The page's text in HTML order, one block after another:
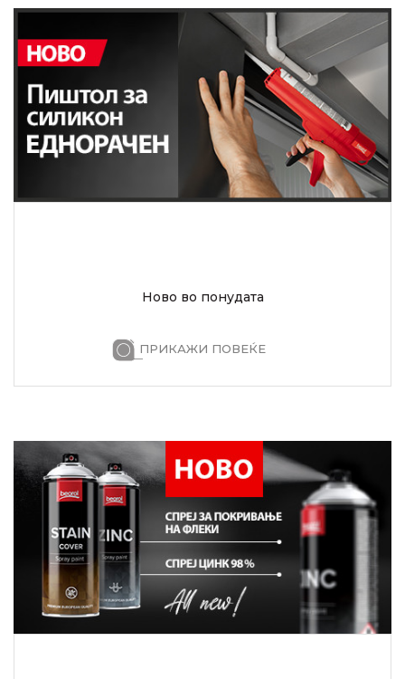
Ново во понудата
ПРИКАЖИ ПОВЕЌЕ